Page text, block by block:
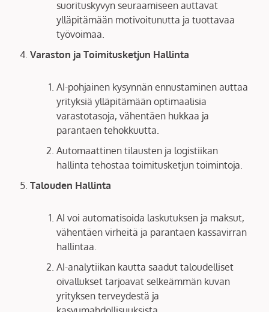
suorituskyvyn seuraamiseen auttavat
ylläpitämään motivoitunutta ja tuottavaa
työvoimaa.
Varaston ja Toimitusketjun Hallinta
AI-pohjainen kysynnän ennustaminen auttaa
yrityksiä ylläpitämään optimaalisia
varastotasoja, vähentäen hukkaa ja
parantaen tehokkuutta.
Automaattinen tilausten ja logistiikan
hallinta tehostaa toimitusketjun toimintoja.
Talouden Hallinta
AI voi automatisoida laskutuksen ja maksut,
vähentäen virheitä ja parantaen kassavirran
hallintaa.
AI-analytiikan kautta saadut taloudelliset
oivallukset tarjoavat selkeämmän kuvan
yrityksen terveydestä ja